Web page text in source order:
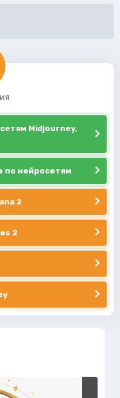
Midjourney,
по нейросетям
2
2